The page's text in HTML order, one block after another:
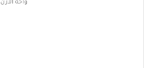
واحة الأرن